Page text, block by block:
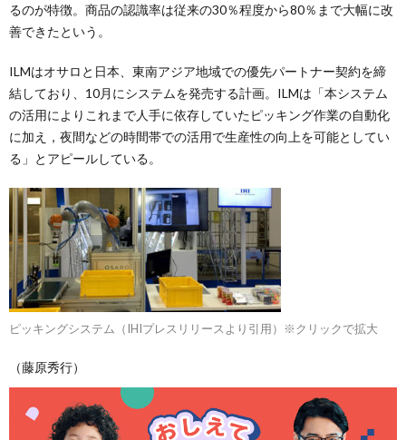
るのが特徴。商品の認識率は従来の30％程度から80％まで大幅に改
善できたという。
ILMはオサロと日本、東南アジア地域での優先パートナー契約を締
結しており、10月にシステムを発売する計画。ILMは「本システム
の活用によりこれまで人手に依存していたピッキング作業の自動化
に加え，夜間などの時間帯での活用で生産性の向上を可能としてい
る」とアピールしている。
ピッキングシステム（IHIプレスリリースより引用）※クリックで拡大
（藤原秀行）